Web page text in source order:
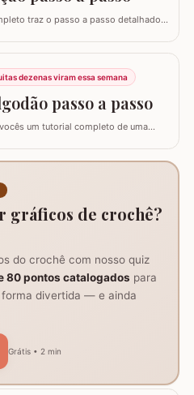
traz o passo a passo detalhado
um formato mais cheio e
para tapetes, mantas e…
dezenas viram essa semana
passo a passo
um tutorial completo de uma
seja em colchas, caminhos de
Vamos aprender com…
gráficos de crochê?
do crochê com nosso quiz
80 pontos catalogados para
divertida — e ainda
Grátis • 2 min